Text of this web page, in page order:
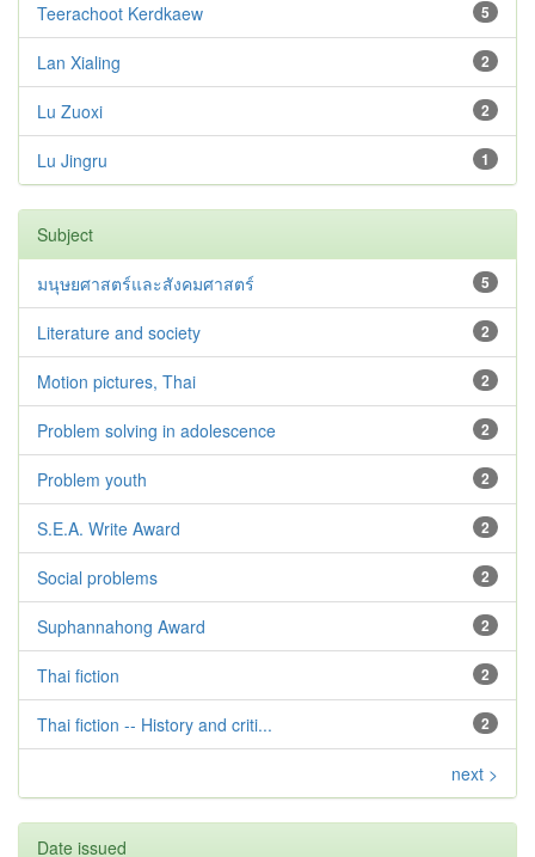
5
Teerachoot Kerdkaew
2
Lan Xialing
2
Lu Zuoxi
1
Lu Jingru
Subject
5
มนุษยศาสตร์และสังคมศาสตร์
2
Literature and society
2
Motion pictures, Thai
2
Problem solving in adolescence
2
Problem youth
2
S.E.A. Write Award
2
Social problems
2
Suphannahong Award
2
Thai fiction
2
Thai fiction -- History and criti...
next >
Date issued